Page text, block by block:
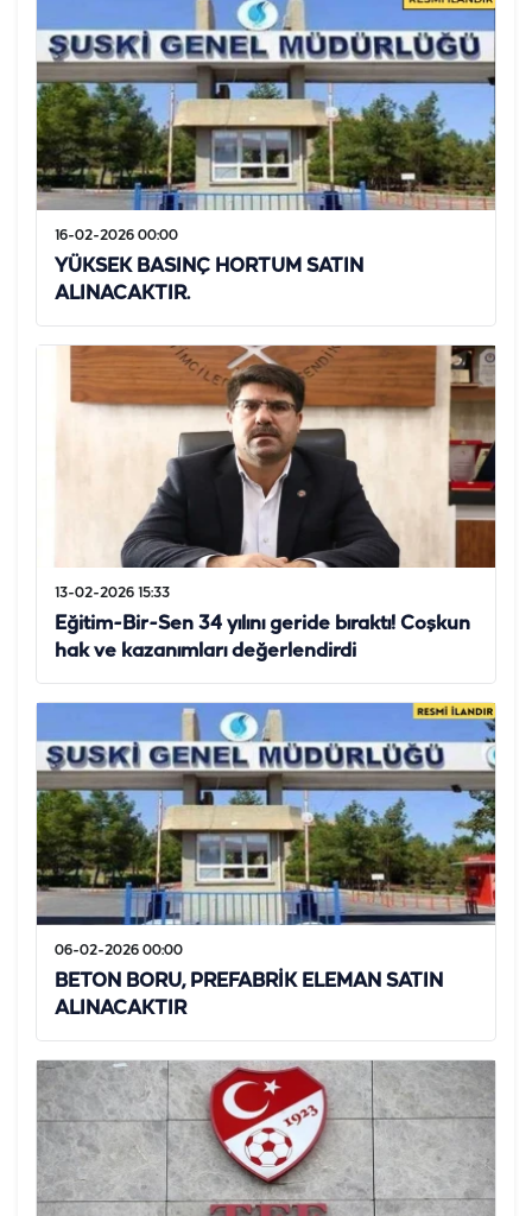
16-02-2026 00:00
YÜKSEK BASINÇ HORTUM SATIN
ALINACAKTIR.
13-02-2026 15:33
Eğitim-Bir-Sen 34 yılını geride bıraktı! Coşkun
hak ve kazanımları değerlendirdi
06-02-2026 00:00
BETON BORU, PREFABRİK ELEMAN SATIN
ALINACAKTIR